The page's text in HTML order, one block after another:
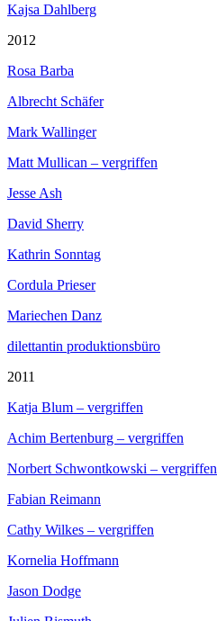
Kajsa Dahlberg
2012
Rosa Barba
Albrecht Schäfer
Mark Wallinger
Matt Mullican – vergriffen
Jesse Ash
David Sherry
Kathrin Sonntag
Cordula Prieser
Mariechen Danz
dilettantin produktionsbüro
2011
Katja Blum – vergriffen
Achim Bertenburg – vergriffen
Norbert Schwontkowski – vergriffen
Fabian Reimann
Cathy Wilkes – vergriffen
Kornelia Hoffmann
Jason Dodge